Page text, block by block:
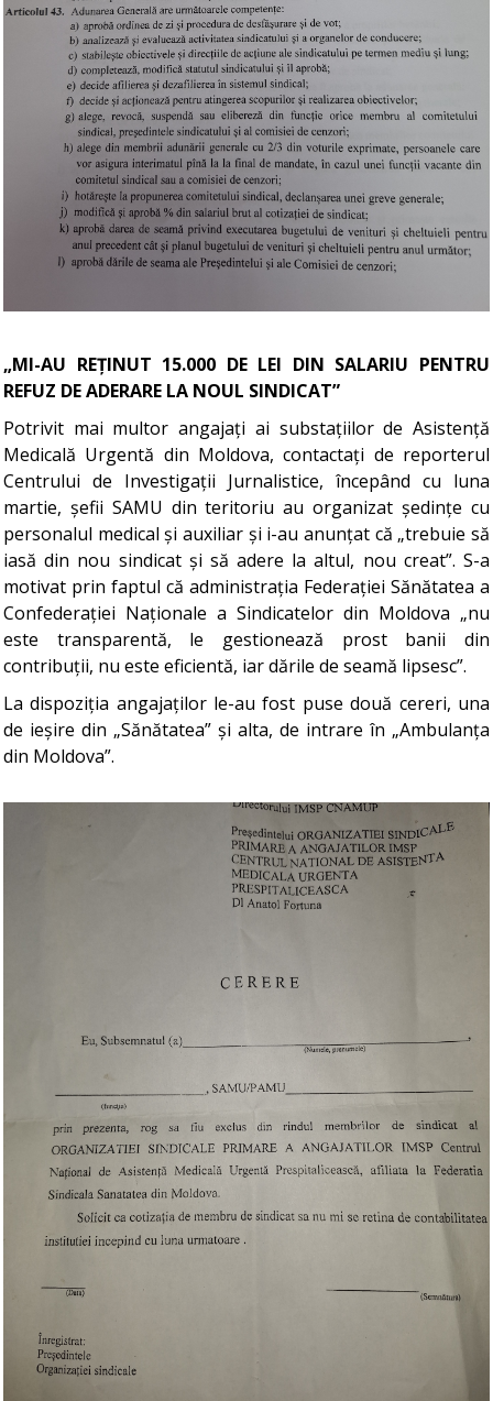
„MI-AU REȚINUT 15.000 DE LEI DIN SALARIU PENTRU
REFUZ DE ADERARE LA NOUL SINDICAT”
Potrivit mai multor angajați ai substațiilor de Asistență
Medicală Urgentă din Moldova, contactați de reporterul
Centrului de Investigații Jurnalistice, începând cu luna
martie, șefii SAMU din teritoriu au organizat ședințe cu
personalul medical și auxiliar și i-au anunțat că „trebuie să
iasă din nou sindicat și să adere la altul, nou creat”. S-a
motivat prin faptul că administrația Federației Sănătatea a
Confederației Naționale a Sindicatelor din Moldova „nu
este transparentă, le gestionează prost banii din
contribuții, nu este eficientă, iar dările de seamă lipsesc”.
La dispoziția angajaților le-au fost puse două cereri, una
de ieșire din „Sănătatea” și alta, de intrare în „Ambulanța
din Moldova”.